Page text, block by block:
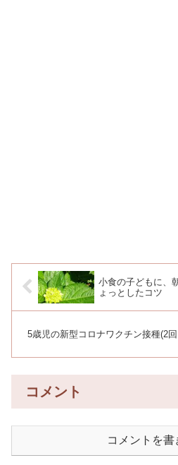
小食の子どもに、
ょっとしたコツ
5歳児の新型コロナワクチン接種(2
コメント
コメントを書